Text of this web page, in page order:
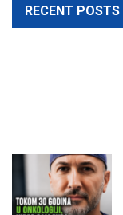
RECENT POSTS